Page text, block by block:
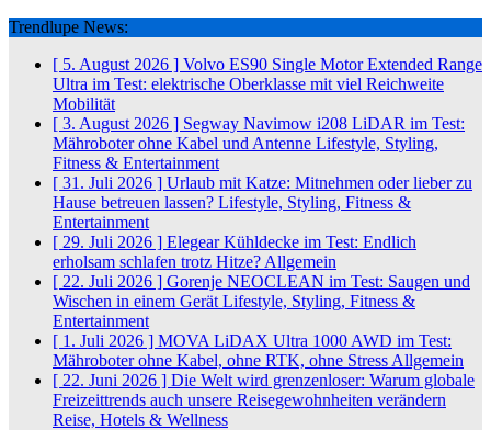
Trendlupe News:
[ 5. August 2026 ] Volvo ES90 Single Motor Extended Range
Ultra im Test: elektrische Oberklasse mit viel Reichweite
Mobilität
[ 3. August 2026 ] Segway Navimow i208 LiDAR im Test:
Mähroboter ohne Kabel und Antenne Lifestyle, Styling,
Fitness & Entertainment
[ 31. Juli 2026 ] Urlaub mit Katze: Mitnehmen oder lieber zu
Hause betreuen lassen? Lifestyle, Styling, Fitness &
Entertainment
[ 29. Juli 2026 ] Elegear Kühldecke im Test: Endlich
erholsam schlafen trotz Hitze? Allgemein
[ 22. Juli 2026 ] Gorenje NEOCLEAN im Test: Saugen und
Wischen in einem Gerät Lifestyle, Styling, Fitness &
Entertainment
[ 1. Juli 2026 ] MOVA LiDAX Ultra 1000 AWD im Test:
Mähroboter ohne Kabel, ohne RTK, ohne Stress Allgemein
[ 22. Juni 2026 ] Die Welt wird grenzenloser: Warum globale
Freizeittrends auch unsere Reisegewohnheiten verändern
Reise, Hotels & Wellness